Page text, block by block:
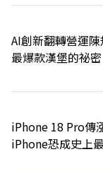
AI創新翻轉營運
最爆款漢堡的祕密
iPhone 18 Pro傳
iPhone恐成史上